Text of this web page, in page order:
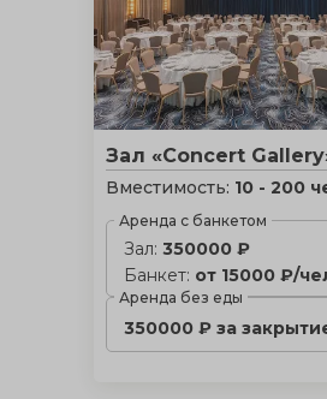
Зал «Concert
Вместимость: 10 - 200
Аренда с банкетом
Зал: 350000 ₽
Банкет: от 15000 ₽/
Аренда без еды
350000 ₽ за